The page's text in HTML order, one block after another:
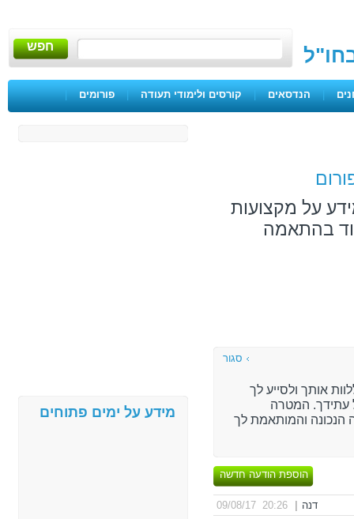
חפש
| הנדסאים | קורסים ולימודי תעודה | פורומים |
על מקצועות
בהתאמה
אותך ולסייע לך
עתידך. המטרה
הנכונה והמותאמת לך
סגור
הוספת הודעה חדשה
דנה
20:26 09/08/17
מידע על ימים פתוחים